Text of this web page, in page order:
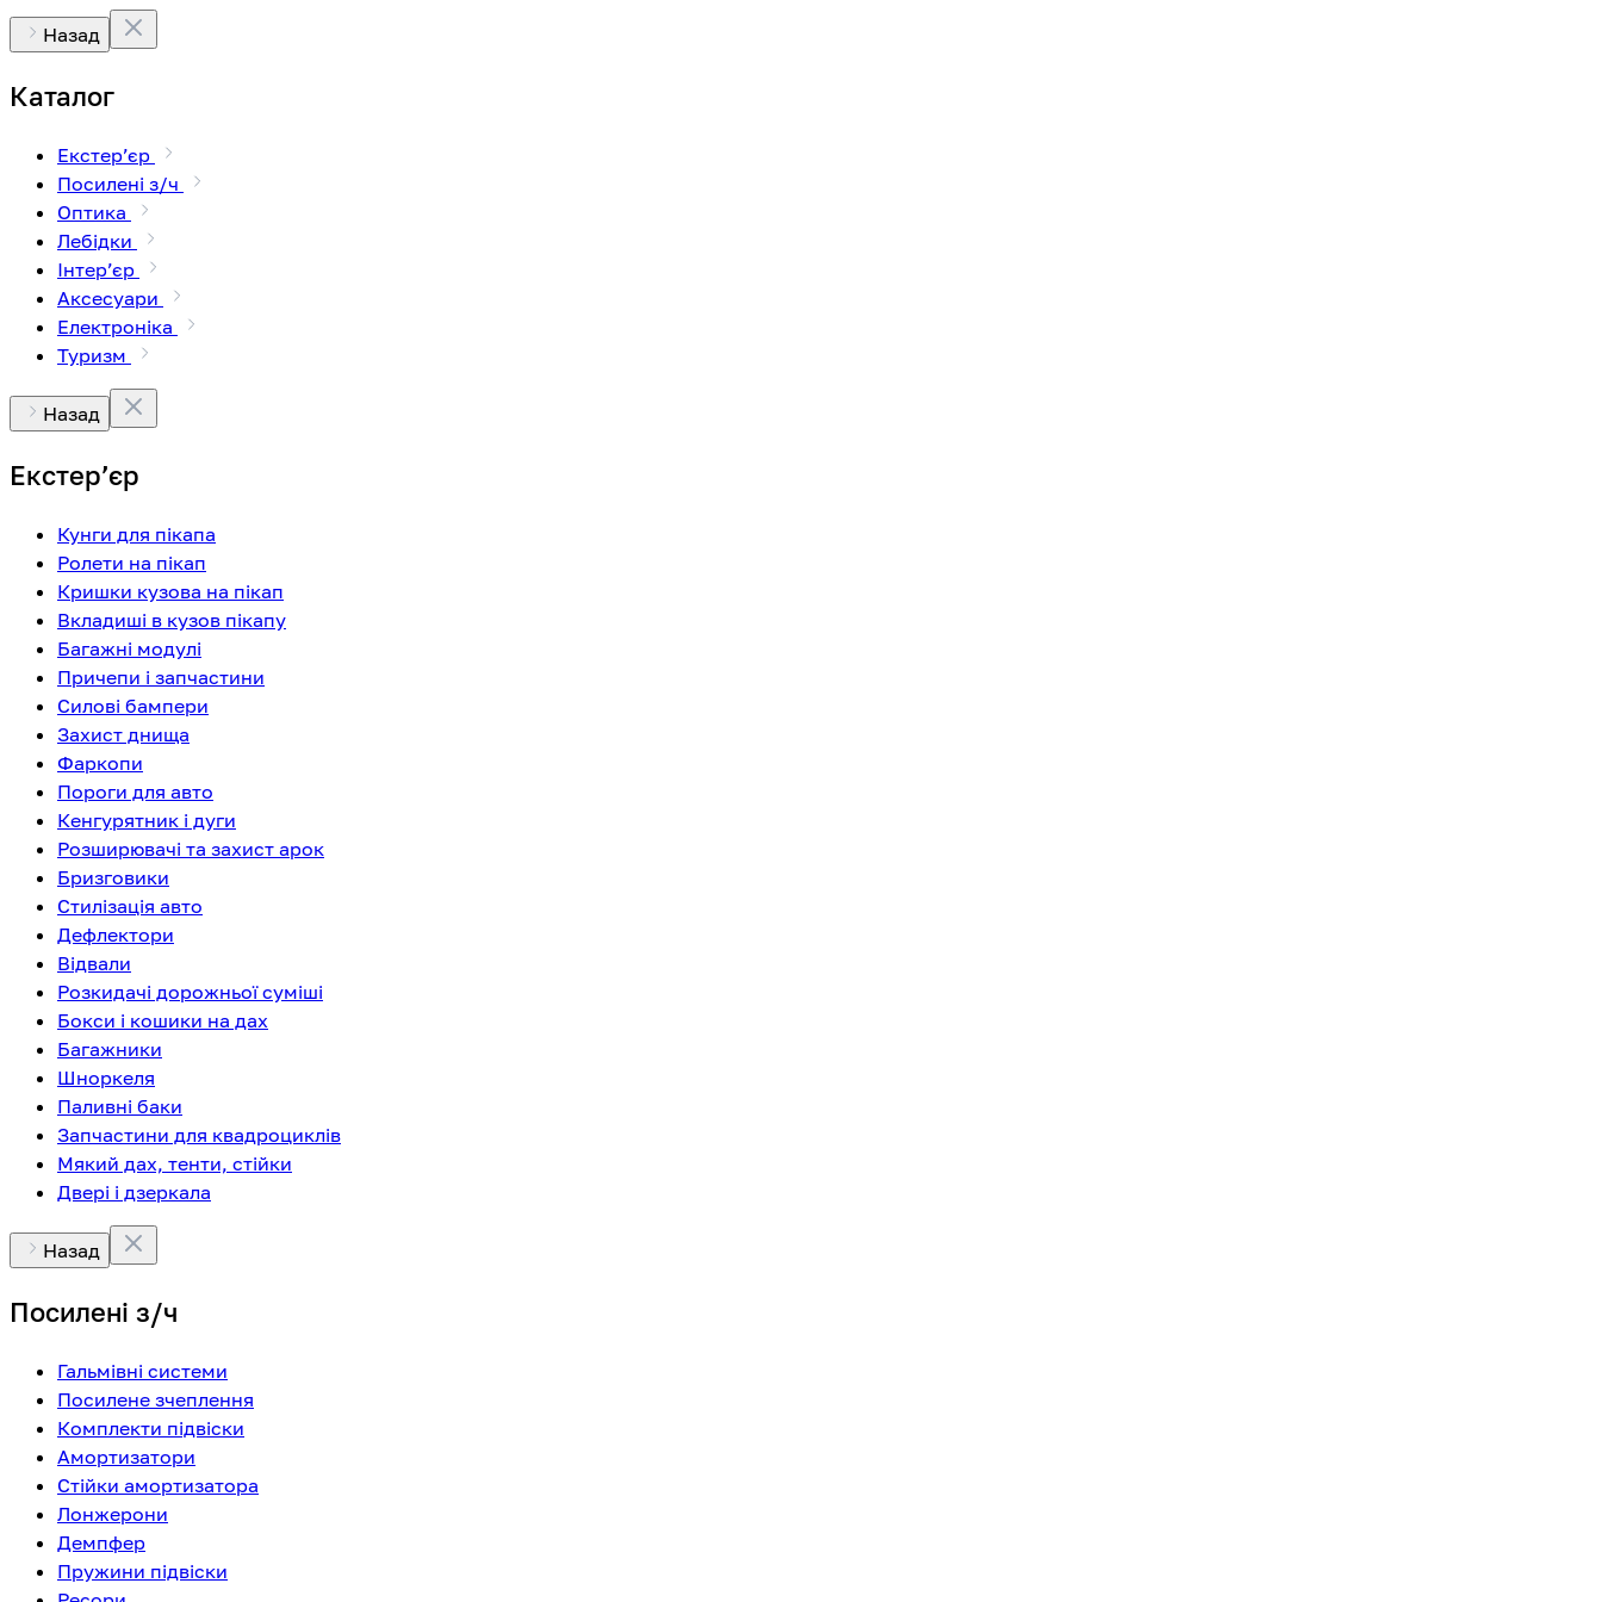
Назад
Каталог
Екстерʼєр
Посилені з/ч
Оптика
Лебідки
Інтерʼєр
Аксесуари
Електроніка
Туризм
Назад
Екстерʼєр
Кунги для пікапа
Ролети на пікап
Кришки кузова на пікап
Вкладиші в кузов пікапу
Багажні модулі
Причепи і запчастини
Силові бампери
Захист днища
Фаркопи
Пороги для авто
Кенгурятник і дуги
Розширювачі та захист арок
Бризговики
Стилізація авто
Дефлектори
Відвали
Розкидачі дорожньої суміші
Бокси і кошики на дах
Багажники
Шноркеля
Паливні баки
Запчастини для квадроциклів
Мякий дах, тенти, стійки
Двері і дзеркала
Назад
Посилені з/ч
Гальмівні системи
Посилене зчеплення
Комплекти підвіски
Амортизатори
Стійки амортизатора
Лонжерони
Демпфер
Пружини підвіски